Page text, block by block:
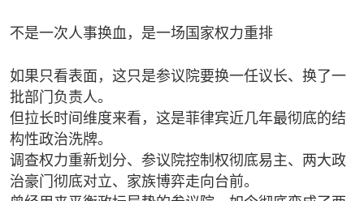
不是一次人事换血，是一场国家权力重排
如果只看表面，这只是参议院要换一任议长、换了一
批部门负责人。
但拉长时间维度来看，这是菲律宾近几年最彻底的结
构性政治洗牌。
调查权力重新划分、参议院控制权彻底易主、两大政
治豪门彻底对立、家族博弈走向台前。